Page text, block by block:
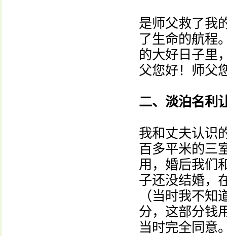
是师父救了我
了生命的航程
的大好日子里
父您好！师父
二、淡泊名利
我和丈夫认识
百多平米的三
用，婚后我们
子还没结婚，
（当时我不
分，这部分钱
当时完全同意